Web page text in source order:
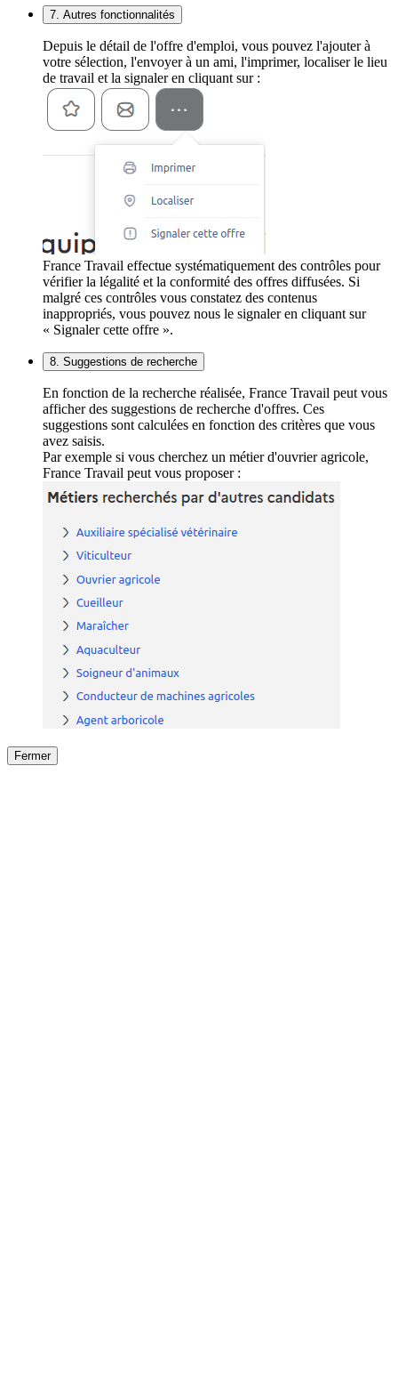
7. Autres fonctionnalités
Depuis le détail de l'offre d'emploi, vous pouvez l'ajouter à
votre sélection, l'envoyer à un ami, l'imprimer, localiser le lieu
de travail et la signaler en cliquant sur :
France Travail effectue systématiquement des contrôles pour
vérifier la légalité et la conformité des offres diffusées. Si
malgré ces contrôles vous constatez des contenus
inappropriés, vous pouvez nous le signaler en cliquant sur
« Signaler cette offre ».
8. Suggestions de recherche
En fonction de la recherche réalisée, France Travail peut vous
afficher des suggestions de recherche d'offres. Ces
suggestions sont calculées en fonction des critères que vous
avez saisis.
Par exemple si vous cherchez un métier d'ouvrier agricole,
France Travail peut vous proposer :
Fermer